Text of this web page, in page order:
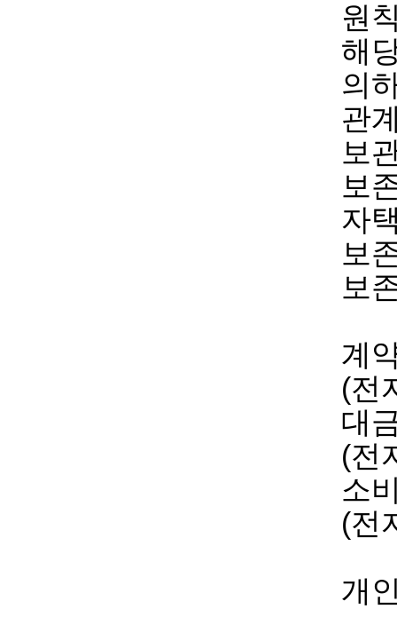
원
해
의
관
보
보
자
보
보
계
(전
대
(전
소
(전
개